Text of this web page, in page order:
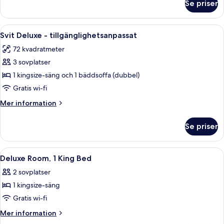
rum
1
säng
Se priser
Öppna
alla
foton
för
Svit
Deluxe
-
tillgänglighetsanpassat
Ett hotellrum med en soffa, två
6
Svit Deluxe - tillgänglighetsanpassat
72 kvadratmeter
3 sovplatser
1 kingsize-säng och 1 bäddsoffa (dubbel)
Gratis wi-fi
Mer information
Mer
Deluxe
tillgänglighetsanpassat
Se priser
Öppna
alla
foton
för
Deluxe
Room,
Ett hotellrum med en stor säng,
4
Deluxe Room, 1 King Bed
2 sovplatser
1 kingsize-säng
Gratis wi-fi
Mer information
Mer